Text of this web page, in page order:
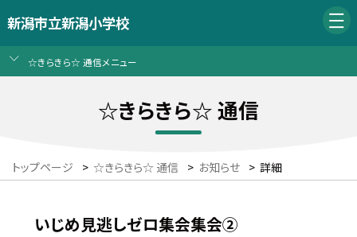
新潟市立新潟小学校
☆きらきら☆ 通信メニュー
☆きらきら☆ 通信
トップページ > ☆きらきら☆ 通信 > お知らせ > 詳細
いじめ見逃しゼロ集会集会②